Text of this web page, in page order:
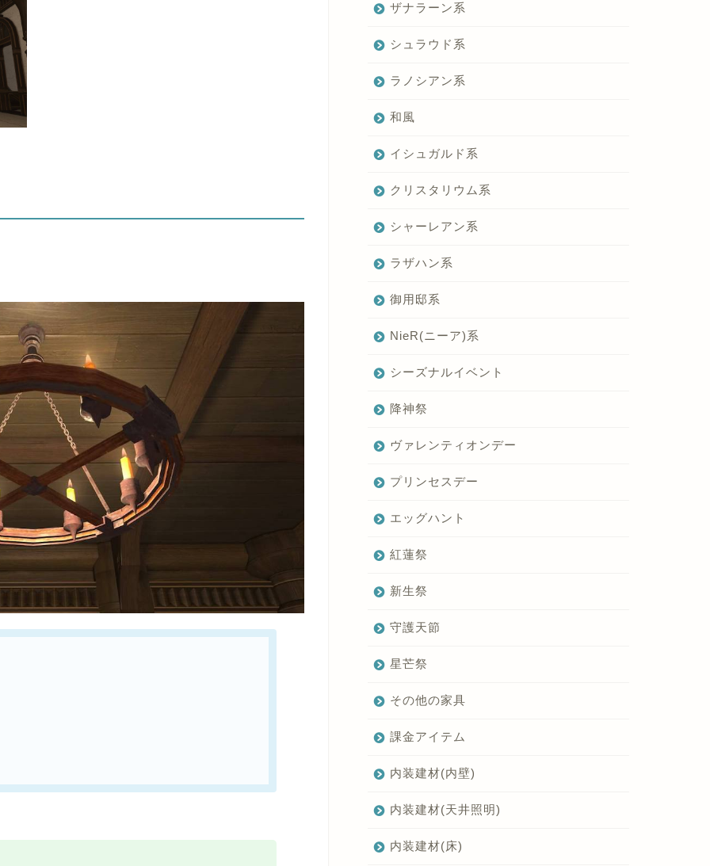
ザナラーン系
シュラウド系
ラノシアン系
和風
イシュガルド系
クリスタリウム系
シャーレアン系
ラザハン系
御用邸系
NieR(ニーア)系
シーズナルイベント
降神祭
ヴァレンティオンデー
プリンセスデー
エッグハント
紅蓮祭
新生祭
守護天節
星芒祭
その他の家具
課金アイテム
内装建材(内壁)
内装建材(天井照明)
内装建材(床)